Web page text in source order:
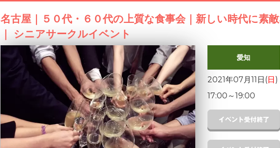
名古屋｜５０代・６０代の上質な食事会｜新しい時代に素
｜ シニアサークルイベント
愛知
2021年07月11日(日)
17:00 ～19:00